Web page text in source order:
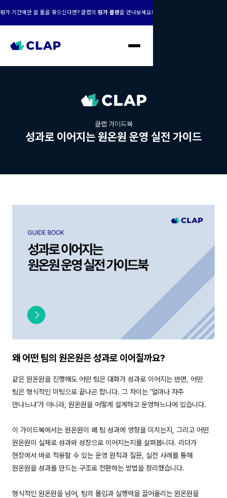
평가 기간에만 쓸 툴을 찾으신다면? 클랩의 평가 플랜을 만나보세요!
클랩 가이드북
성과로 이어지는 원온원 운영 실전 가이드
왜 어떤 팀의 원온원은 성과로 이어질까요?
같은 원온원을 진행해도 어떤 팀은 대화가 성과로 이어지는 반면, 어떤
팀은 형식적인 미팅으로 끝나곤 합니다. 그 차이는 ‘얼마나 자주
만나느냐’가 아니라, 원온원을 어떻게 설계하고 운영하느냐에 있습니다.
이 가이드북에서는 원온원이 왜 팀 성과에 영향을 미치는지, 그리고 어떤
원온원이 실제로 성과와 성장으로 이어지는지를 살펴봅니다. 리더가
현장에서 바로 적용할 수 있는 운영 원칙과 질문, 실전 사례를 통해
원온원을 성과를 만드는 구조로 전환하는 방법을 정리했습니다.
형식적인 원온원을 넘어, 팀의 몰입과 실행력을 끌어올리는 원온원을